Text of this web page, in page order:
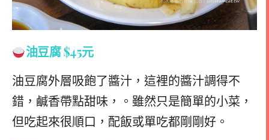
油豆腐 $45元
油豆腐外層吸飽了醬汁，這裡的醬汁調得不
錯，鹹香帶點甜味，。雖然只是簡單的小菜，
但吃起來很順口，配飯或單吃都剛剛好。